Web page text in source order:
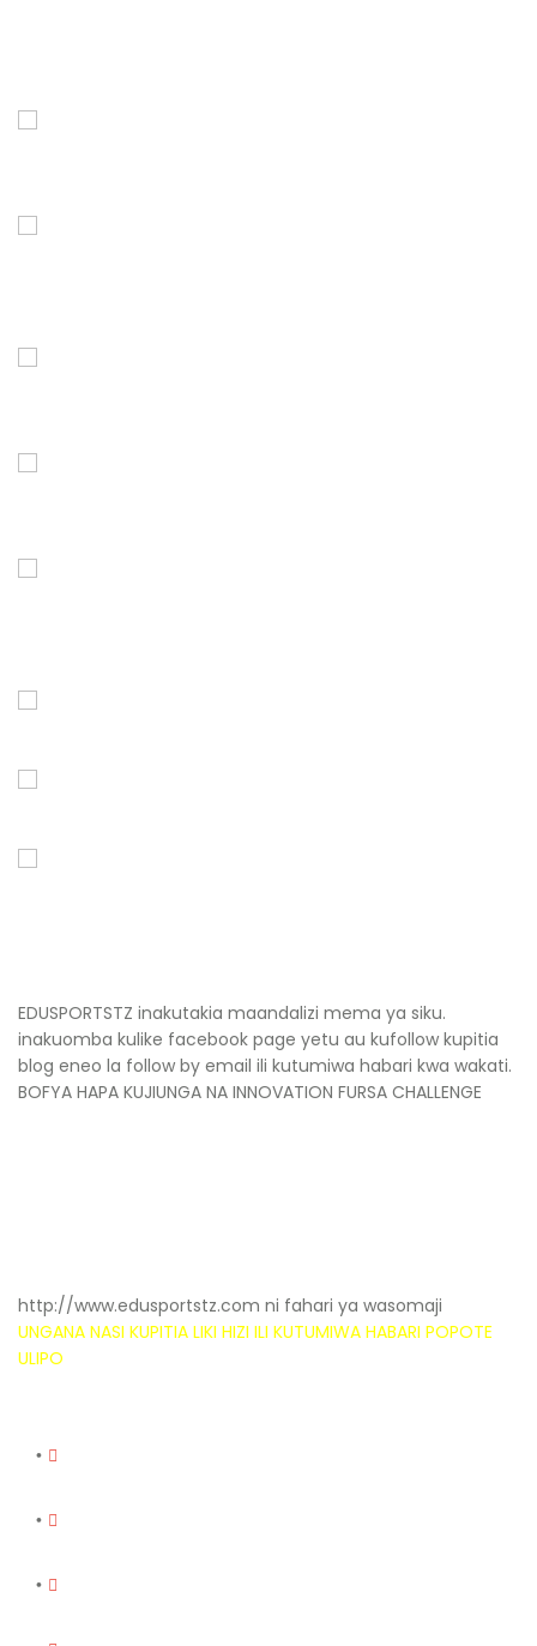
EDUSPORTSTZ inakutakia maandalizi mema ya siku.
inakuomba kulike facebook page yetu au kufollow kupitia
blog eneo la follow by email ili kutumiwa habari kwa wakati.
BOFYA HAPA KUJIUNGA NA INNOVATION FURSA CHALLENGE
http://www.edusportstz.com ni fahari ya wasomaji
UNGANA NASI KUPITIA LIKI HIZI ILI KUTUMIWA HABARI POPOTE
ULIPO